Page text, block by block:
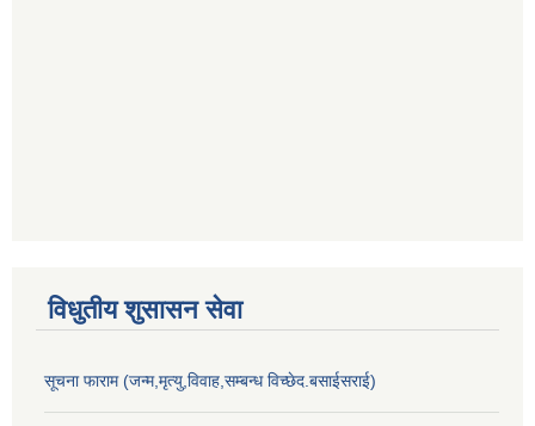
विधुतीय शुसासन सेवा
सूचना फाराम (जन्म,मृत्यु,विवाह,सम्बन्ध विच्छेद.बसाईसराई)